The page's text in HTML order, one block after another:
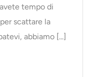
tempo di
scattare la
abbiamo [...]